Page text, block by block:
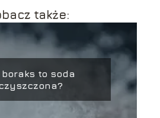
także:
boraks to soda